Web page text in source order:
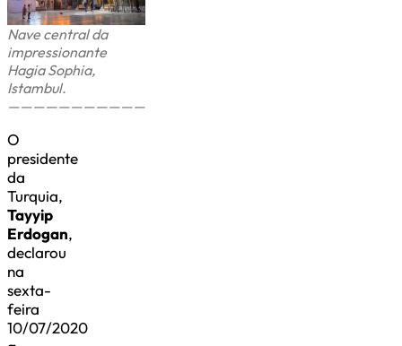
Nave central da
impressionante
Hagia Sophia,
Istambul.
———————————
O
presidente
da
Turquia,
Tayyip
Erdogan,
declarou
na
sexta-
feira
10/07/2020